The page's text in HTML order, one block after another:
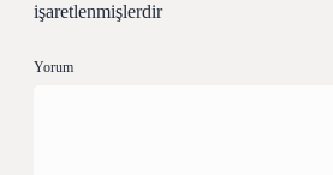
işaretlenmişlerdir
Yorum